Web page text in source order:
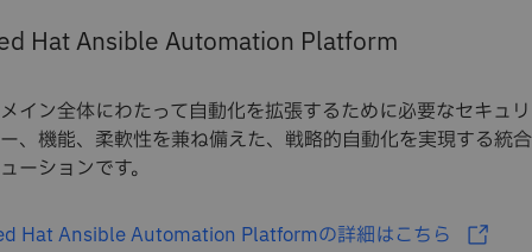
Hat Ansible Automation Platform
イン全体にわたって自動化を拡張するために必要なセキュ
、機能、柔軟性を兼ね備えた、戦略的自動化を実現する統
ーションです。
Hat Ansible Automation Platformの詳細はこちら